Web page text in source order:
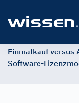
Einmalkauf versus
Software-